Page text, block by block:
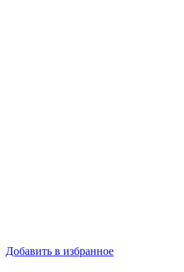
Добавить в избранное